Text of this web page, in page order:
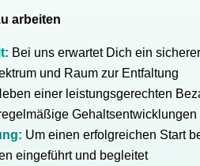
arbeiten
Bei uns erwartet Dich ein
und Raum zur Entfaltung
einer leistungsgerechten
Gehaltsentwicklungen
Um einen erfolgreichen Start
eingeführt und begleitet